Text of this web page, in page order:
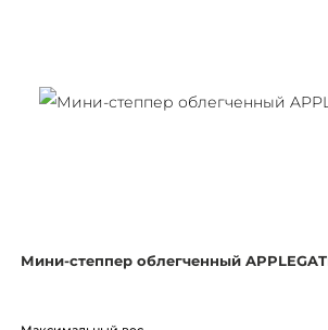
Мини-степпер облегченный